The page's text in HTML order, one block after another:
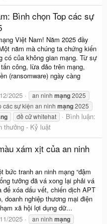
Bình chọn Top các sự
Việt Nam! Năm 2025 đầy
năm mà chúng ta chứng kiến
của không gian mạng. Từ sự
công, lừa đảo trên mạng,
(ransomware) ngày càng
2025 an ninh mạng2025
các sự kiện an ninh mạng2025
đề cử whitehat
Bình luận:
thưởng - Kỷ luật
xám xịt của an ninh
bức tranh an ninh mạng “đậm
tưởng đã vá xong lại phải vá
để xóa dấu vết, chiến dịch APT
doanh nghiệp thương mại điện
xã hội lợi dụng dữ...
2025 an ninh mạng